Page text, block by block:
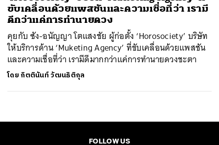
ขับเคลื่อนด้วยแพสชันและความเชื่อที่ว่า เรามี
ดีกว่าแค่การทำนายดวง
คุยกับ ซัง-อนัญญา โตแสงชัย ผู้ก่อตั้ง ‘Horosociety’ บริษัท
ให้บริการด้าน ‘Muketing Agency’ ที่ขับเคลื่อนด้วยแพสชัน
และความเชื่อที่ว่า เรามีดีมากกว่าแค่การทำนายดวงชะตา
โดย กิตตินันท์ วัฒนธิติกุล
FOLLOW US